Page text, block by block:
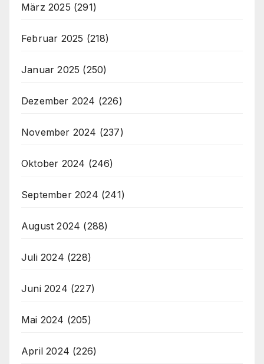
März 2025 (291)
Februar 2025 (218)
Januar 2025 (250)
Dezember 2024 (226)
November 2024 (237)
Oktober 2024 (246)
September 2024 (241)
August 2024 (288)
Juli 2024 (228)
Juni 2024 (227)
Mai 2024 (205)
April 2024 (226)